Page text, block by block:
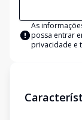
As
possa entrar
privacidade e